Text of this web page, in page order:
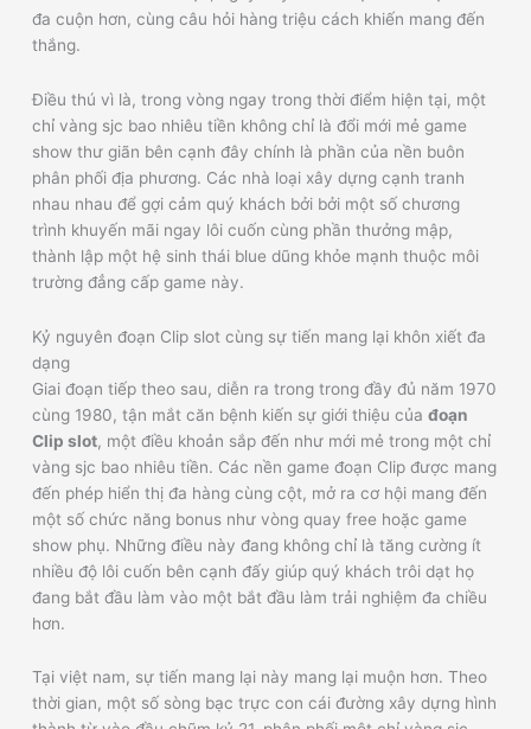
đa cuộn hơn, cùng câu hỏi hàng triệu cách khiến mang đến
thắng.
Điều thú vì là, trong vòng ngay trong thời điểm hiện tại, một
chỉ vàng sjc bao nhiêu tiền không chỉ là đổi mới mẻ game
show thư giãn bên cạnh đây chính là phần của nền buôn
phân phối địa phương. Các nhà loại xây dựng cạnh tranh
nhau nhau để gợi cảm quý khách bởi bởi một số chương
trình khuyến mãi ngay lôi cuốn cùng phần thưởng mập,
thành lập một hệ sinh thái blue dũng khỏe mạnh thuộc môi
trường đẳng cấp game này.
Kỷ nguyên đoạn Clip slot cùng sự tiến mang lại khôn xiết đa
dạng
Giai đoạn tiếp theo sau, diễn ra trong trong đầy đủ năm 1970
cùng 1980, tận mắt căn bệnh kiến sự giới thiệu củađoạn
Clip slot, một điều khoản sắp đến như mới mẻ trong một chỉ
vàng sjc bao nhiêu tiền. Các nền game đoạn Clip được mang
đến phép hiển thị đa hàng cùng cột, mở ra cơ hội mang đến
một số chức năng bonus như vòng quay free hoặc game
show phụ. Những điều này đang không chỉ là tăng cường ít
nhiều độ lôi cuốn bên cạnh đấy giúp quý khách trôi dạt họ
đang bắt đầu làm vào một bắt đầu làm trải nghiệm đa chiều
hơn.
Tại việt nam, sự tiến mang lại này mang lại muộn hơn. Theo
thời gian, một số sòng bạc trực con cái đường xây dựng hình